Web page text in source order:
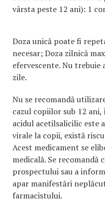
vârsta peste 12 ani): 1
Doza unică poate fi
necesar; Doza zilnică
efervescente. Nu
zile.
Nu se recomandă
cazul copiilor sub 12 ani,
acidul acetilsalicilic este
virale la copii, există
Acest medicament se
medicală. Se recomandă
prospectului sau a
apar manifestări
farmacistului.